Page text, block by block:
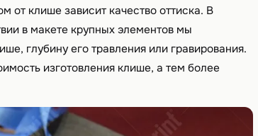
от клише зависит качество оттиска. В
в макете крупных элементов мы
глубину его травления или гравирования.
изготовления клише, а тем более